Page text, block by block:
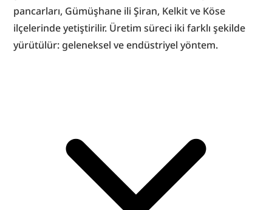
pancarları, Gümüşhane ili Şiran, Kelkit ve Köse
ilçelerinde yetiştirilir. Üretim süreci iki farklı şekilde
yürütülür: geleneksel ve endüstriyel yöntem.